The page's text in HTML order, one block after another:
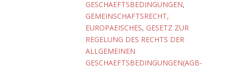
GESCHAEFTSBEDINGUNGEN,
GEMEINSCHAFTSRECHT,
EUROPAEISCHES, GESETZ ZUR
REGELUNG DES RECHTS DER
ALLGEMEINEN
GESCHAEFTSBEDINGUNGEN(AGB-